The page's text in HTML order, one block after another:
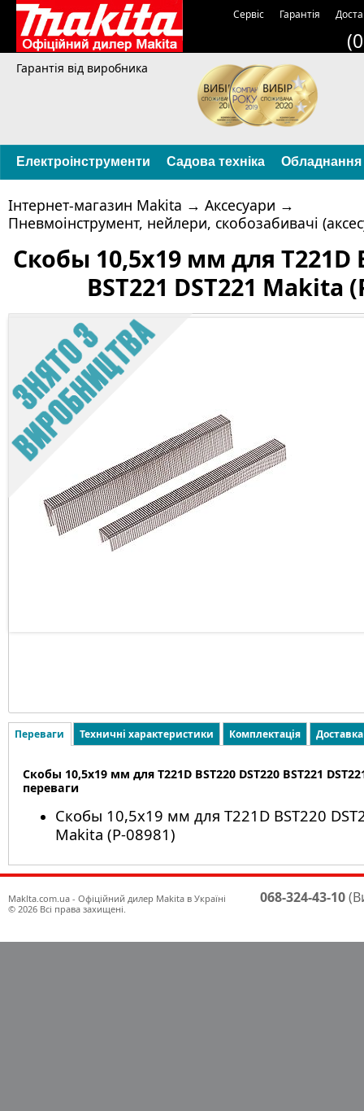
Сервіс Гарантія
Гарантія від виробника
Електроінструменти Садова техніка Обладнання
Інтернет-магазин Makita → Аксесуари →
Пневмоінструмент, нейлери, скобозабивачі
Скобы 10,5х19 мм для T221D
BST221 DST221 Makita
Переваги Техничні характеристики Комплектація
Скобы 10,5х19 мм для T221D BST220 DST220 BST221
переваги
Скобы 10,5х19 мм для T221D BST220
Makita (P-08981)
Maklta.com.ua - Офіційний дилер Makita в Україні
© 2026 Всі права захищені.
068-324-43-10